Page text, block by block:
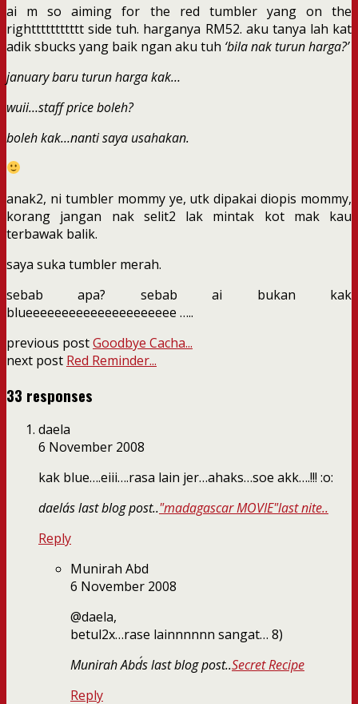
ai m so aiming for the red tumbler yang on the
righttttttttttt side tuh. harganya RM52. aku tanya lah kat
adik sbucks yang baik ngan aku tuh ‘bila nak turun harga?’
january baru turun harga kak…
wuii…staff price boleh?
boleh kak…nanti saya usahakan.
anak2, ni tumbler mommy ye, utk dipakai diopis mommy,
korang jangan nak selit2 lak mintak kot mak kau
terbawak balik.
saya suka tumbler merah.
sebab apa? sebab ai bukan kak
blueeeeeeeeeeeeeeeeeeeee …..
previous postGoodbye Cacha...
next post Red Reminder...
33 responses
daela
6 November 2008
kak blue….eiii….rasa lain jer…ahaks…soe akk….!!! :o:
daela´s last blog post.."madagascar MOVIE"last nite..
Reply
Munirah Abd
6 November 2008
@daela,
betul2x…rase lainnnnnn sangat… 8)
Munirah Abd´s last blog post..Secret Recipe
Reply